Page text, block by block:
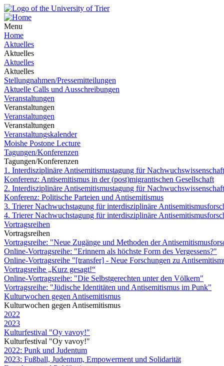
Menu
Home
Aktuelles
Aktuelles
Aktuelles
Aktuelles
Stellungnahmen/Pressemitteilungen
Aktuelle Calls und Ausschreibungen
Veranstaltungen
Veranstaltungen
Veranstaltungen
Veranstaltungen
Veranstaltungskalender
Moishe Postone Lecture
Tagungen/Konferenzen
Tagungen/Konferenzen
1. Interdisziplinäre Antisemitismustagung für
Konferenz: Antisemitismus in der (post)migrantischen Gesellschaft
2. Interdisziplinäre Antisemitismustagung für
Konferenz: Politische Parteien und Antisemitismus
3. Trierer Nachwuchstagung für interdisziplinäre
4. Trierer Nachwuchstagung für interdisziplinäre
Vortragsreihen
Vortragsreihen
Vortragsreihe: "Neue Zugänge und Methoden der
Online-Vortragsreihe: "Erinnern als höchste Form des Vergessens?"
Online-Vortragsreihe "[transfer] - Neue Forschungen zu
Vortragsreihe „Kurz gesagt!“
Online-Vortragsreihe: "Die Selbstgerechten unter den Völkern"
Vortragsreihe: "Jüdische Identitäten und Antisemitismus im Punk"
Kulturwochen gegen Antisemitismus
Kulturwochen gegen Antisemitismus
2022
2023
Kulturfestival "Oy vavoy!"
Kulturfestival "Oy vavoy!"
2022: Punk und Judentum
2023: Fußball, Judentum, Empowerment und Solidarität